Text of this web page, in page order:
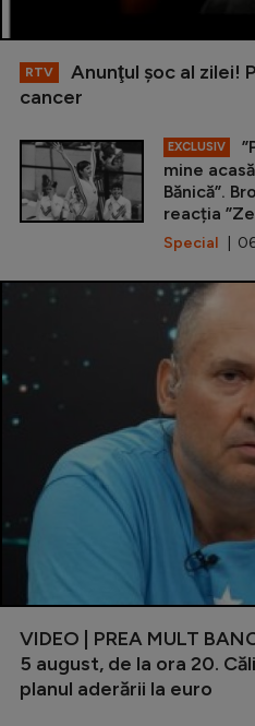
RTV
Anunţul şoc al zilei!
cancer
EXCLUSIV
mine
Bănică”.
reacția
Special |
VIDEO | PREA MULT
5 august, de la ora 20.
planul aderării la euro